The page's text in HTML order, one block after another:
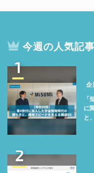
今週の人気記事
1
企
「
に
と
2